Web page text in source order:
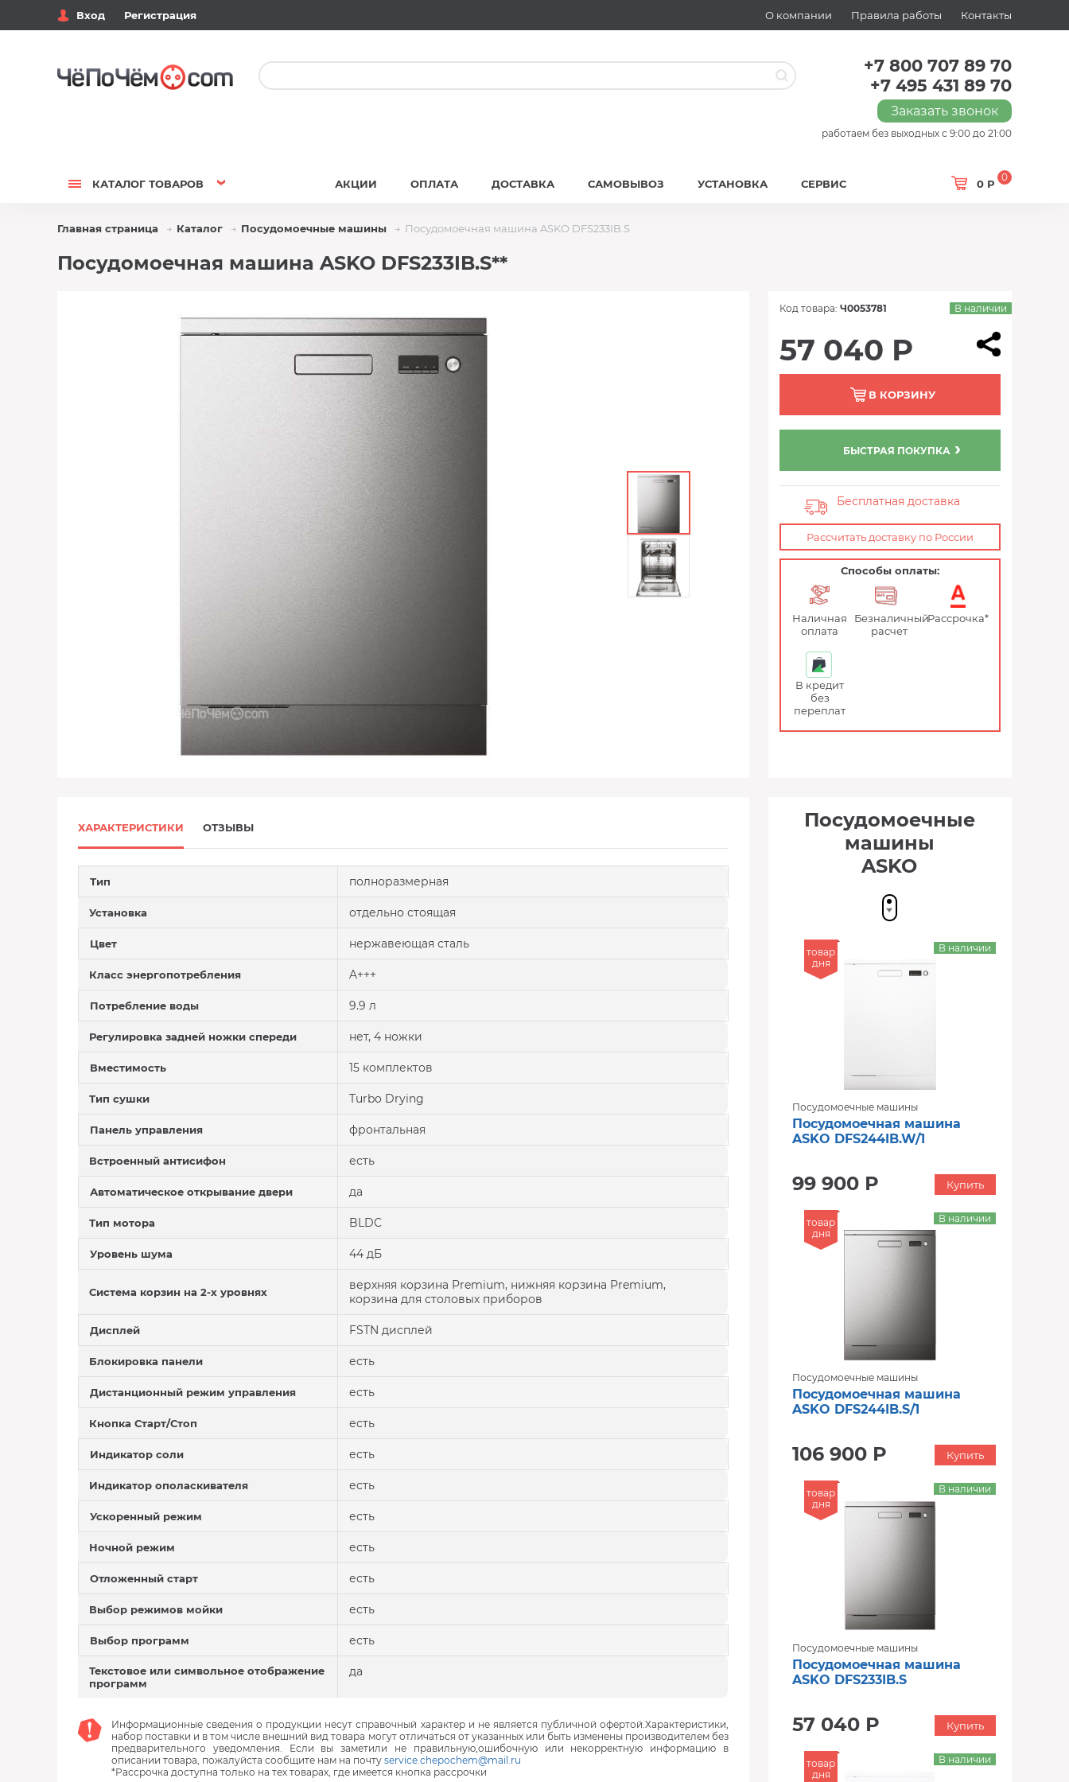
Вход Регистрация О компании Правила работы Контакты
+7 800 707 89 70
+7 495 431 89 70
Заказать звонок
работаем без выходных с 9:00 до 21:00
КАТАЛОГ ТОВАРОВ 0 Р
0
АКЦИИ ОПЛАТА ДОСТАВКА САМОВЫВОЗ УСТАНОВКА СЕРВИС
Главная страница Каталог Посудомоечные машины Посудомоечная машина ASKO DFS233IB.S
Посудомоечная машина ASKO DFS233IB.S**
Код товара: Ч0053781 В наличии
57 040 Р
В КОРЗИНУ
БЫСТРАЯ ПОКУПКА
Бесплатная доставка
Рассчитать доставку по России
Способы оплаты:
Наличная
оплата
Безналичный
расчет
Рассрочка*
В кредит
без
переплат
ХАРАКТЕРИСТИКИ ОТЗЫВЫ
Тип полноразмерная
Установка отдельно стоящая
Цвет нержавеющая сталь
Класс энергопотребления A+++
Потребление воды 9.9 л
Регулировка задней ножки спереди нет, 4 ножки
Вместимость 15 комплектов
Тип сушки Turbo Drying
Панель управления фронтальная
Встроенный антисифон есть
Автоматическое открывание двери да
Тип мотора BLDC
Уровень шума 44 дБ
Система корзин на 2-х уровнях
верхняя корзина Premium, нижняя корзина Premium,
корзина для столовых приборов
Дисплей FSTN дисплей
Блокировка панели есть
Дистанционный режим управления есть
Кнопка Старт/Стоп есть
Индикатор соли есть
Индикатор ополаскивателя есть
Ускоренный режим есть
Ночной режим есть
Отложенный старт есть
Выбор режимов мойки есть
Выбор программ есть
Текстовое или символьное отображение
программ
да
Информационные сведения о продукции несут справочный характер и не является публичной офертой.Характеристики,
набор поставки и в том числе внешний вид товара могут отличаться от указанных или быть изменены производителем без
предварительного уведомления. Если вы заметили не правильную,ошибочную или некорректную информацию в
описании товара, пожалуйста сообщите нам на почту service.chepochem@mail.ru
*Рассрочка доступна только на тех товарах, где имеется кнопка рассрочки
Посудомоечные
машины
ASKO
товар
дня
Посудомоечные машины
Посудомоечная машина
ASKO DFS244IB.W/1
99 900 Р
В наличии
Купить
товар
дня
Посудомоечные машины
Посудомоечная машина
ASKO DFS244IB.S/1
106 900 Р
В наличии
Купить
товар
дня
Посудомоечные машины
Посудомоечная машина
ASKO DFS233IB.S
57 040 Р
В наличии
Купить
товар
дня
В наличии